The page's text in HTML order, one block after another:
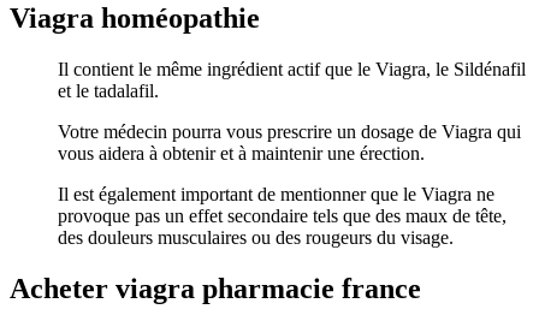
Viagra homéopathie
Il contient le même ingrédient actif que le Viagra, le Sildénafil
et le tadalafil.
Votre médecin pourra vous prescrire un dosage de Viagra qui
vous aidera à obtenir et à maintenir une érection.
Il est également important de mentionner que le Viagra ne
provoque pas un effet secondaire tels que des maux de tête,
des douleurs musculaires ou des rougeurs du visage.
Acheter viagra pharmacie france